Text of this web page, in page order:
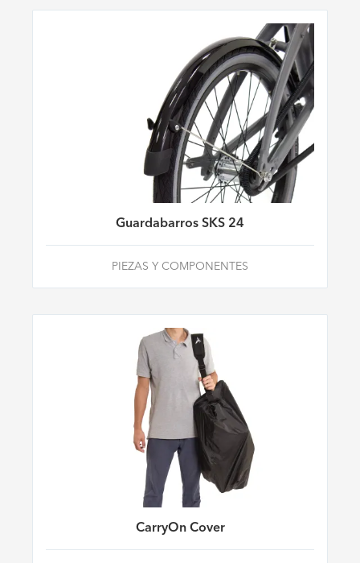
Guardabarros SKS 24
PIEZAS Y COMPONENTES
CarryOn Cover